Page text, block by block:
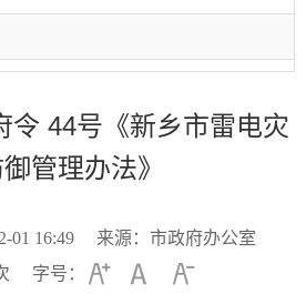
令 44号《新乡市雷电灾
管理办法》
01 16:49
来源：市政府办公室
字号：